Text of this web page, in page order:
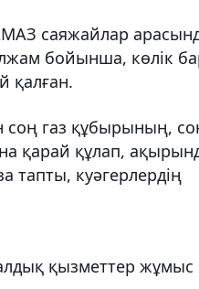
саяжайлар
бойынша, көлік
қалған.
соң газ құбырының,
қарай құлап,
тапты, куәгерлердің
қызметтер жұмыс